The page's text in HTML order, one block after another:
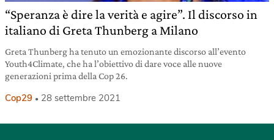
“Speranza è dire la verità e agire”. Il discorso in
italiano di Greta Thunberg a Milano
Greta Thunberg ha tenuto un emozionante discorso all’evento
Youth4Climate, che ha l’obiettivo di dare voce alle nuove
generazioni prima della Cop 26.
Cop29 28 settembre 2021